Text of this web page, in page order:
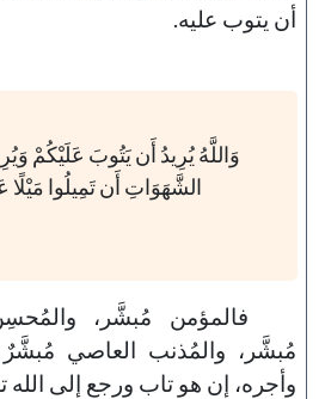
أن يتوب عليه.
وَاللَّهُ يُرِيدُ أَن يَتُوبَ عَلَيْكُمْ
الشَّهَوَاتِ أَن تَمِيلُوا مَيْلًا
فالمؤمن مُبشَّر،
مُبشَّر، والمُذنب العاصي مُبشَّرٌ
وأجره، إن هو تاب ورجع إلى الله